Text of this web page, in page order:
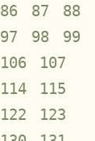
86 87
88
97 98
99
106
107
114
115
122
123